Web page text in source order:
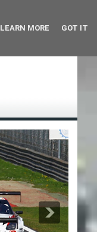
LEARN MORE GOT IT